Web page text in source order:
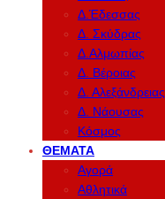
Δ.Έδεσσας
Δ. Σκύδρας
Δ.Αλμωπίας
Δ. Βέροιας
Δ. Αλεξάνδρειας
Δ. Νάουσας
Κόσμος
ΘΈΜΑΤΑ
Αγορά
Αθλητικά